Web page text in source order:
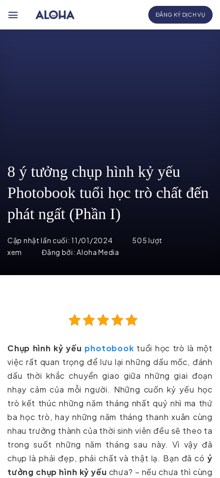
qua
ĐĂNG KÝ DỊCH VỤ
8 ý tưởng chụp hình kỷ yếu
Photobook tuổi học trò chất đến
phát ngất (Phần I)
Cập nhật lần cuối:11/01/2024
505 lượt
xem
Đăng bởi:Aloha Media
Chụp hình kỷ yếu photobook tuổi học trò là một
việc rất quan trọng để lưu lại những dấu mốc, đánh
dấu thời khắc chuyển giao giữa những giai đoạn
nhạy cảm của mỗi người. Những cuốn kỷ yếu học
trò kết thúc những năm tháng nhất quỷ nhì ma thứ
ba học trò, hay những năm tháng thanh xuân cùng
nhau trưởng thành của thời sinh viên đều sẽ theo ta
trong suốt những năm tháng sau này. Vì vậy đã
chụp là phải đẹp, phải chất và thật lạ. Bạn đã có ý
tưởng chụp hình kỷ yếu chưa? – nếu chưa thì cùng